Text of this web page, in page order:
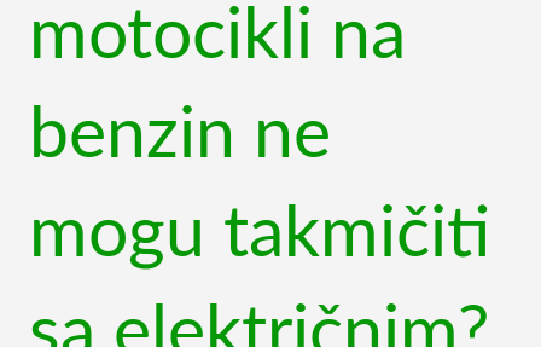
motocikli na
benzin ne
mogu takmičiti